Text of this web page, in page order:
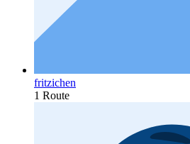
fritzichen
1 Route